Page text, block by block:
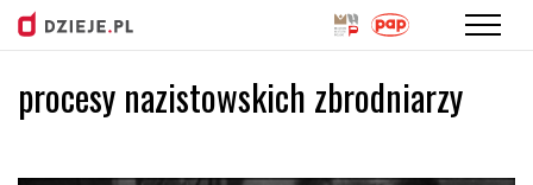
Przejdź
do
procesy nazistowskich zbrodniarzy